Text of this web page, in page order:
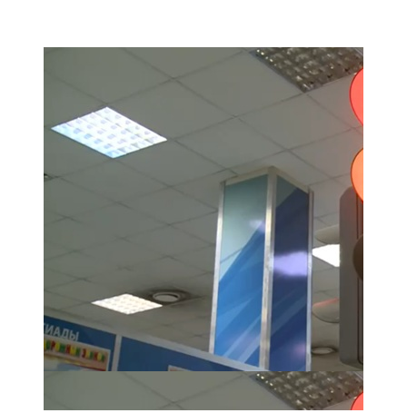
106,2 FM
107,3 FM
Мөслим
104,7 FM
Олы Әтнә
71,42 FM